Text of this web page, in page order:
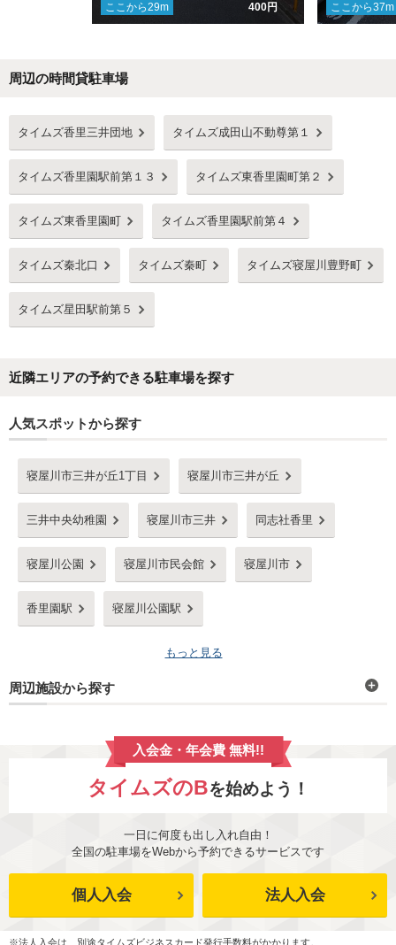
ここから29m 400円 ここから37m
周辺の時間貸駐車場
タイムズ香里三井団地 タイムズ成田山不動尊第１
タイムズ香里園駅前第１３ タイムズ東香里園町第２
タイムズ東香里園町 タイムズ香里園駅前第４
タイムズ秦北口 タイムズ秦町 タイムズ寝屋川豊野町
タイムズ星田駅前第５
近隣エリアの予約できる駐車場を探す
人気スポットから探す
寝屋川市三井が丘1丁目 寝屋川市三井が丘
三井中央幼稚園 寝屋川市三井 同志社香里
寝屋川公園 寝屋川市民会館 寝屋川市
香里園駅 寝屋川公園駅
もっと見る
周辺施設から探す
入会金・年会費 無料!!
タイムズのBを始めよう！
一日に何度も出し入れ自由！
全国の駐車場をWebから予約できるサービスです
個人入会 法人入会
※法人入会は、別途タイムズビジネスカード発行手数料がかかります。